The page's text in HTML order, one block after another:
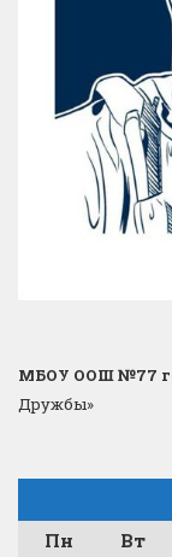
МБОУ ООШ №77
Дружбы»
Пн
Вт